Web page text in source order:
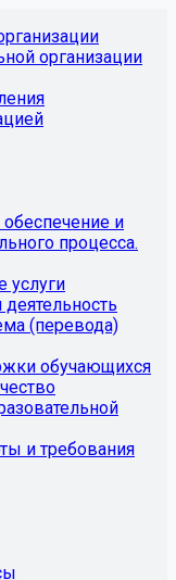
организации
и
процесса.
услуги
(перевода)
обучающихся
и требования